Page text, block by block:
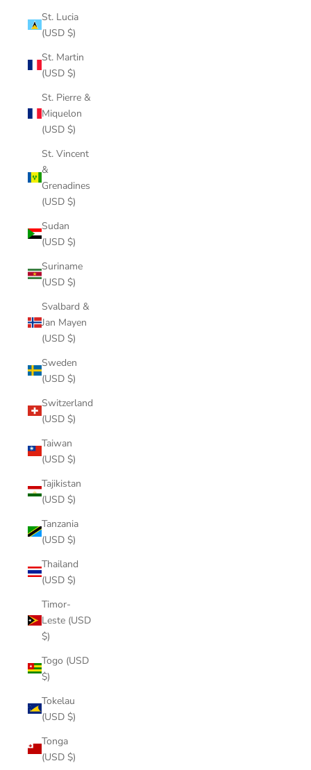
St. Lucia
(USD $)
St. Martin
(USD $)
St. Pierre &
Miquelon
(USD $)
St. Vincent
&
Grenadines
(USD $)
Sudan
(USD $)
Suriname
(USD $)
Svalbard &
Jan Mayen
(USD $)
Sweden
(USD $)
Switzerland
(USD $)
Taiwan
(USD $)
Tajikistan
(USD $)
Tanzania
(USD $)
Thailand
(USD $)
Timor-
Leste (USD
$)
Togo (USD
$)
Tokelau
(USD $)
Tonga
(USD $)